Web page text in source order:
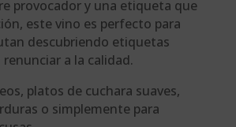
provocador y una etiqueta que
este vino es perfecto para
descubriendo etiquetas
a la calidad.
platos de cuchara suaves,
o simplemente para